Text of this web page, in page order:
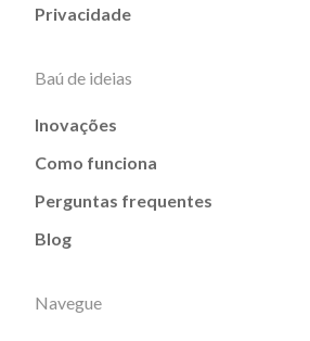
Privacidade
Baú de ideias
Inovações
Como funciona
Perguntas frequentes
Blog
Navegue